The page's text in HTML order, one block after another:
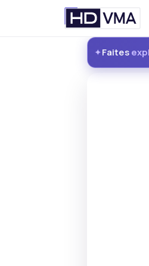
✦Faites